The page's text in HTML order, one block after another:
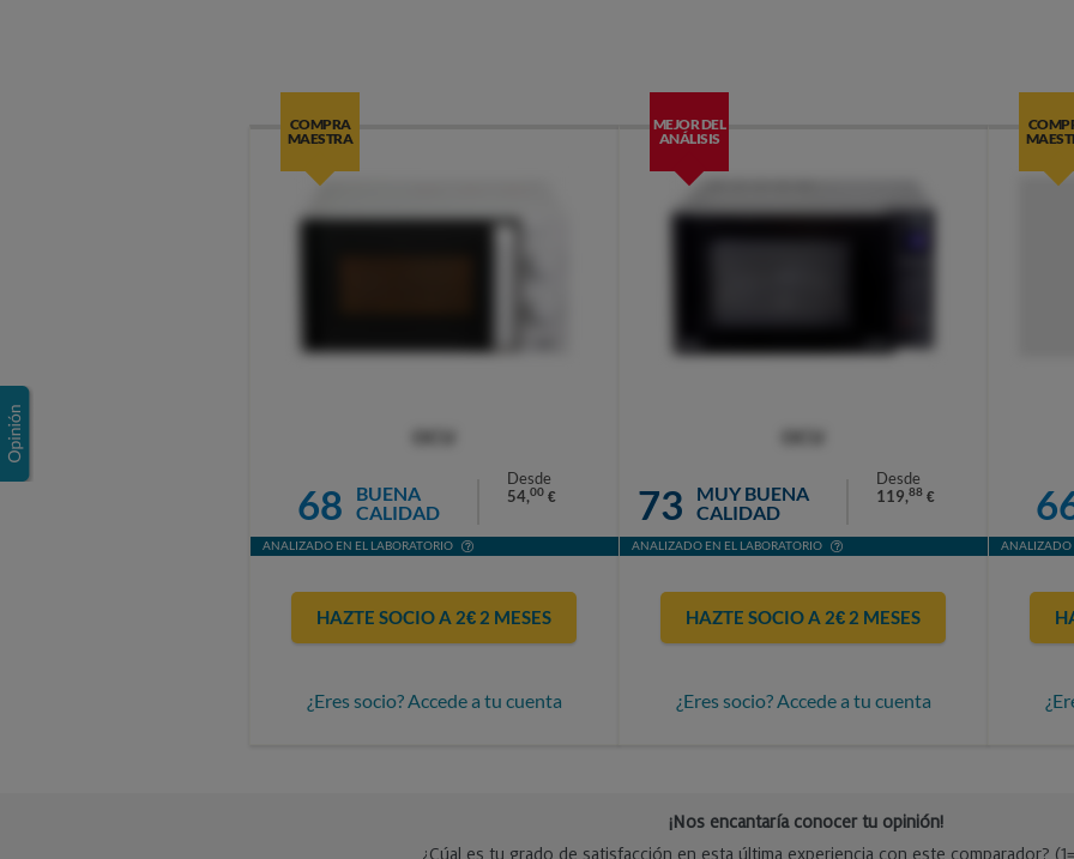
COMPRA
MAESTRA
68
BUENA
CALIDAD
Desde
54,00 €
ANALIZADO EN EL LABORATORIO
HAZTE SOCIO A 2€ 2 MESES
¿Eres socio? Accede a tu cuenta
MEJOR DEL
ANÁLISIS
73
MUY BUENA
CALIDAD
Desde
119,88 €
ANALIZADO EN EL LABORATORIO
HAZTE SOCIO A 2€ 2 MESES
¿Eres socio? Accede a tu cuenta
ANALIZADO